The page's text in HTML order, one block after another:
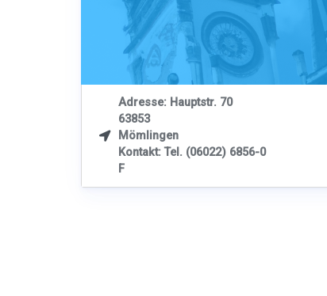

Adresse: Hauptstr. 70
63853
Mömlingen
Kontakt: Tel. (06022) 6856-0
F